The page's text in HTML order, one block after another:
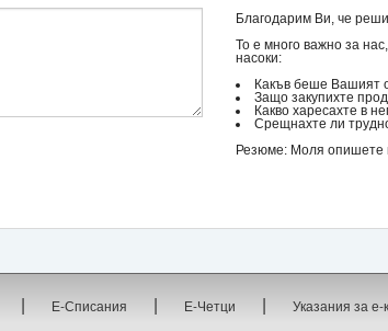
Благодарим Ви, че
То е много важно за
насоки:
Какъв беше Вашият
Защо закупихте
Какво харесахте в
Срещнахте ли
Резюме: Моля опишете
| Е-Списания | Е-Четци | Указания за е-